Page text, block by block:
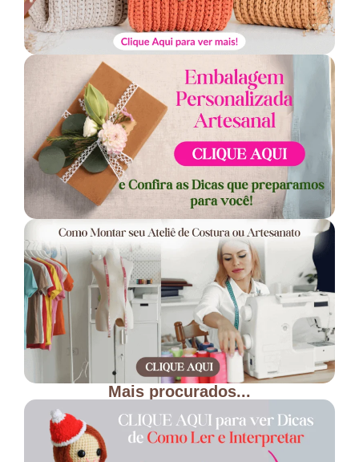
Mais procurados...